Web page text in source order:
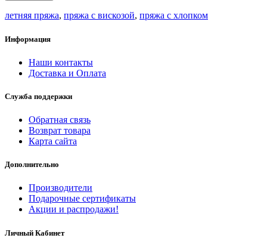
летняя пряжа, пряжа с вискозой, пряжа с хлопком
Информация
Наши контакты
Доставка и Оплата
Служба поддержки
Обратная связь
Возврат товара
Карта сайта
Дополнительно
Производители
Подарочные сертификаты
Акции и распродажи!
Личный Кабинет